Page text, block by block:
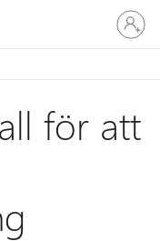
Logga
in
på
konto
för att